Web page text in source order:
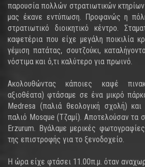
παρουσία πολλών στρατιωτικών
μας έκανε εντύπωση. Προφανώς η
στρατιωτικό διοικητικό κέντρο.
καφετέρια που είχε μεγάλη ποικιλία
γέμιση πατάτας, σουτζούκι,
νόστιμα και ό,τι καλύτερο για πρωινό.
Ακολουθώντας κάποιες καφέ
αξιοθέατα) φτάσαμε σε ένα μικρό
Medresa (παλιά θεολογική σχολή) και
παλιό Mosque (Τζαμί). Αποτελούσαν τα
Erzurum. Βγάλαμε μερικές
της επιστροφής για το ξενοδοχείο.
Η ώρα είχε φτάσει 11.00π.μ. όταν